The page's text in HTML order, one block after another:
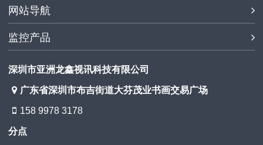
网站导航
监控产品
深圳市亚洲龙鑫视讯科技有限公司
广东省深圳市布吉街道大芬茂业书画交易广场
158 9978 3178
分点